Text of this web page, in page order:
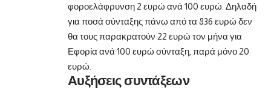
φοροελάφρυνση 2 ευρώ ανά 100 ευρώ. Δηλαδή
για ποσά σύνταξης πάνω από τα 836 ευρώ δεν
θα τους παρακρατούν 22 ευρώ τον μήνα για
Εφορία ανά 100 ευρώ σύνταξη, παρά μόνο 20
ευρώ.
Αυξήσεις συντάξεων